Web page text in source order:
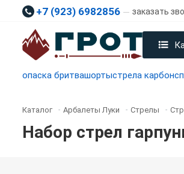
+7 (923) 6982856 заказать
опаска бритвашортыстрела карбон
Каталог - Арбалеты Луки - Стрелы -
Набор стрел